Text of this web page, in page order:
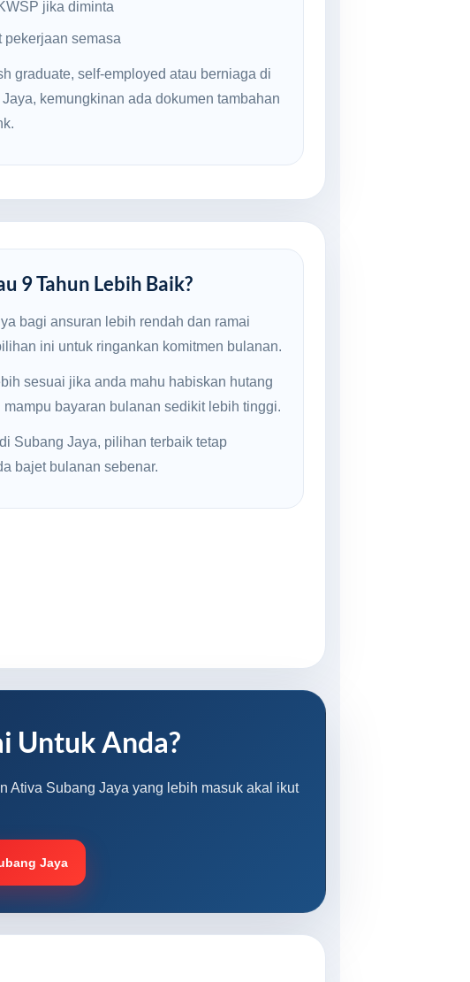
jika diminta
pekerjaan semasa
graduate, self-employed atau berniaga di
kemungkinan ada dokumen tambahan
9 Tahun Lebih Baik?
bagi ansuran lebih rendah dan ramai
ini untuk ringankan komitmen bulanan.
sesuai jika anda mahu habiskan hutang
mampu bayaran bulanan sedikit lebih tinggi.
Subang Jaya, pilihan terbaik tetap
bajet bulanan sebenar.
Untuk Anda?
Ativa Subang Jaya yang lebih masuk akal ikut
Jaya